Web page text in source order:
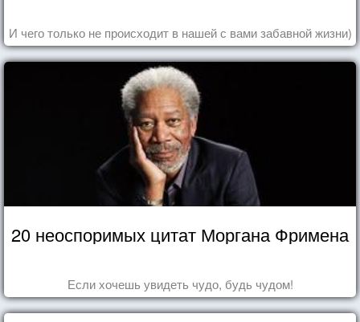
И чего только не происходит в нашей с вами забавной жизни)
20 неоспоримых цитат Моргана Фримена
Если хочешь увидеть чудо, будь чудом!